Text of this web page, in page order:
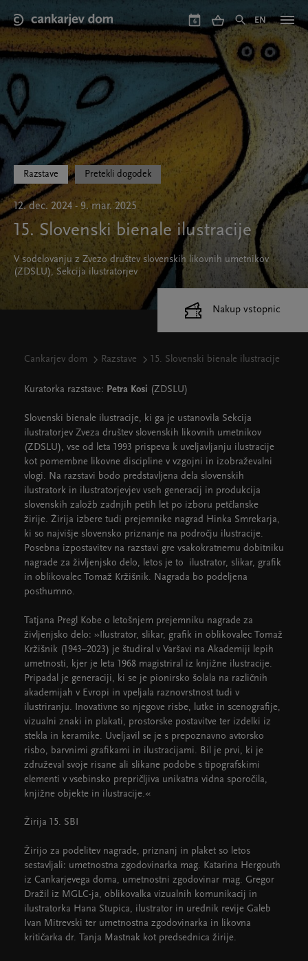
to
main
content
6 EN
Razstave Pretekli dogodek
12. dec. 2024 - 9. mar. 2025
15. Slovenski bienale ilustracije
V sodelovanju z Zvezo društev slovenskih likovnih umetnikov
(ZDSLU), Sekcija ilustratorjev
Cankarjev dom Razstave 15. Slovenski bienale ilustracije
Kuratorka razstave: Petra Kosi (ZDSLU)
Slovenski bienale ilustracije, ki ga je ustanovila Sekcija
ilustratorjev Zveza društev slovenskih likovnih umetnikov
(ZDSLU), vse od leta 1993 prispeva k uveljavljanju ilustracije
kot pomembne likovne discipline v vzgojni in izobraževalni
vlogi. Na razstavi bodo predstavljena dela slovenskih
ilustratork in ilustratorjevjev vseh generacij in produkcija
slovenskih založb zadnjih petih let po izboru petčlanske
žirije. Žirija izbere tudi prejemnike nagrad Hinka Smrekarja,
ki so najvišje slovensko priznanje na področju ilustracije.
Posebna izpostavitev na razstavi gre vsakokratnemu dobitniku
nagrade za življenjsko delo, letos je to ilustrator, slikar, grafik
in oblikovalec Tomaž Kržišnik. Nagrada bo podeljena
posthumno.
Tatjana Pregl Kobe o letošnjem prejemniku nagrade za
življenjsko delo: »Ilustrator, slikar, grafik in oblikovalec Tomaž
Kržišnik (1943–2023) je študiral v Varšavi na Akademiji lepih
umetnosti, kjer je leta 1968 magistriral iz knjižne ilustracije.
Pripadal je generaciji, ki se je pionirsko šolala na različnih
akademijah v Evropi in vpeljala raznovrstnost tudi v
ilustriranju. Inovativne so njegove risbe, lutke in scenografije,
vizualni znaki in plakati, prostorske postavitve ter izdelki iz
stekla in keramike. Uveljavil se je s prepoznavno avtorsko
risbo, barvnimi grafikami in ilustracijami. Bil je prvi, ki je
združeval svoje risane ali slikane podobe s tipografskimi
elementi v vsebinsko prepričljiva unikatna vidna sporočila,
knjižne objekte in ilustracije.«
Žirija 15. SBI
Žirijo za podelitev nagrade, priznanj in plaket so letos
sestavljali: umetnostna zgodovinarka mag. Katarina Hergouth
iz Cankarjevega doma, umetnostni zgodovinar mag. Gregor
Dražil iz MGLC-ja, oblikovalka vizualnih komunikacij in
ilustratorka Hana Stupica, ilustrator in urednik revije Galeb
Ivan Mitrevski ter umetnostna zgodovinarka in likovna
kritičarka dr. Tanja Mastnak kot predsednica žirije.
Nakup vstopnic